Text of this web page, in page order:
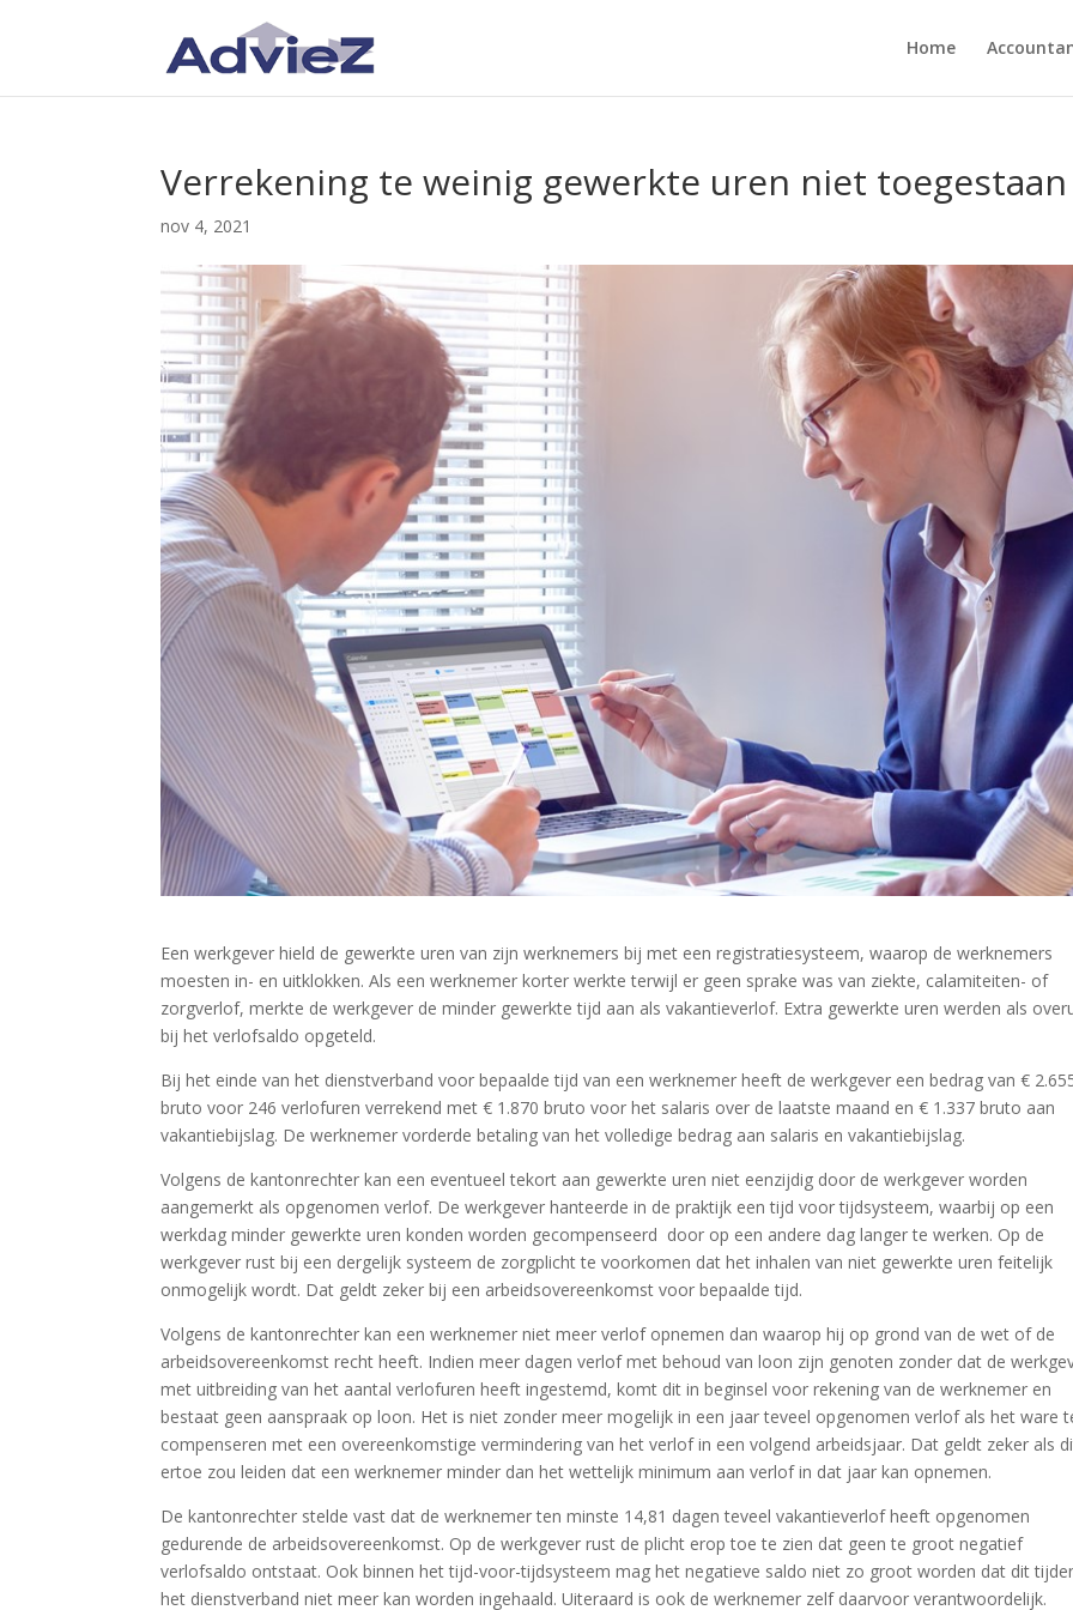
Home
Verrekening te weinig gewerkte uren niet toegestaan
nov 4, 2021
Een werkgever hield de gewerkte uren van zijn werknemers bij met een registratiesysteem, waarop de werknemers
moesten in- en uitklokken. Als een werknemer korter werkte terwijl er geen sprake was van ziekte, calamiteiten- of
zorgverlof, merkte de werkgever de minder gewerkte tijd aan als vakantieverlof. Extra gewerkte uren werden als
bij het verlofsaldo opgeteld.
Bij het einde van het dienstverband voor bepaalde tijd van een werknemer heeft de werkgever een bedrag van €
bruto voor 246 verlofuren verrekend met € 1.870 bruto voor het salaris over de laatste maand en € 1.337 bruto aan
vakantiebijslag. De werknemer vorderde betaling van het volledige bedrag aan salaris en vakantiebijslag.
Volgens de kantonrechter kan een eventueel tekort aan gewerkte uren niet eenzijdig door de werkgever worden
aangemerkt als opgenomen verlof. De werkgever hanteerde in de praktijk een tijd voor tijdsysteem, waarbij op een
werkdag minder gewerkte uren konden worden gecompenseerd door op een andere dag langer te werken. Op de
werkgever rust bij een dergelijk systeem de zorgplicht te voorkomen dat het inhalen van niet gewerkte uren feitelijk
onmogelijk wordt. Dat geldt zeker bij een arbeidsovereenkomst voor bepaalde tijd.
Volgens de kantonrechter kan een werknemer niet meer verlof opnemen dan waarop hij op grond van de wet of de
arbeidsovereenkomst recht heeft. Indien meer dagen verlof met behoud van loon zijn genoten zonder dat de
met uitbreiding van het aantal verlofuren heeft ingestemd, komt dit in beginsel voor rekening van de werknemer en
bestaat geen aanspraak op loon. Het is niet zonder meer mogelijk in een jaar teveel opgenomen verlof als het ware
compenseren met een overeenkomstige vermindering van het verlof in een volgend arbeidsjaar. Dat geldt zeker als
ertoe zou leiden dat een werknemer minder dan het wettelijk minimum aan verlof in dat jaar kan opnemen.
De kantonrechter stelde vast dat de werknemer ten minste 14,81 dagen teveel vakantieverlof heeft opgenomen
gedurende de arbeidsovereenkomst. Op de werkgever rust de plicht erop toe te zien dat geen te groot negatief
verlofsaldo ontstaat. Ook binnen het tijd-voor-tijdsysteem mag het negatieve saldo niet zo groot worden dat dit
het dienstverband niet meer kan worden ingehaald. Uiteraard is ook de werknemer zelf daarvoor verantwoordelijk.